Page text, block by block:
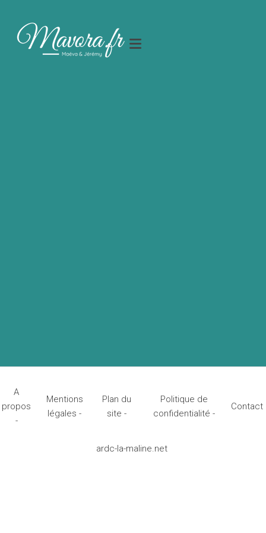
A
propos
-
Mentions
légales -
Plan du
site -
Politique de
confidentialité -
Contact
ardc-la-maline.net